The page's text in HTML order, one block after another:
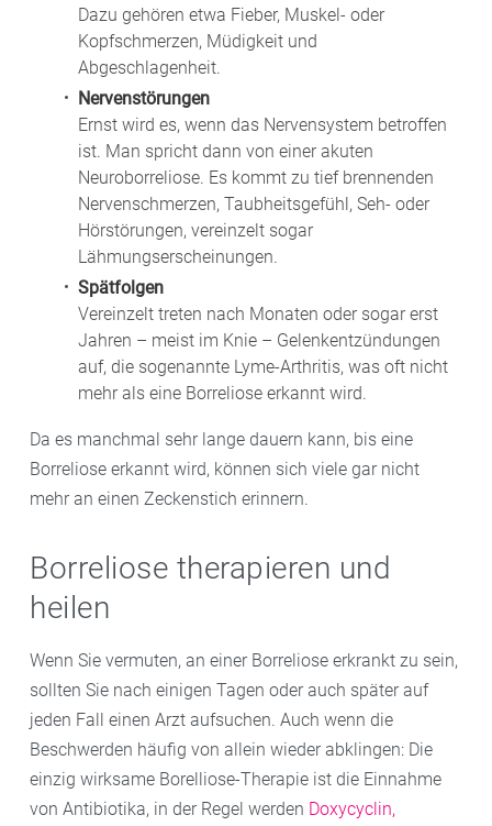
Dazu gehören etwa Fieber, Muskel- oder
Kopfschmerzen, Müdigkeit und
Abgeschlagenheit.
Nervenstörungen
Ernst wird es, wenn das Nervensystem betroffen
ist. Man spricht dann von einer akuten
Neuroborreliose. Es kommt zu tief brennenden
Nervenschmerzen, Taubheitsgefühl, Seh- oder
Hörstörungen, vereinzelt sogar
Lähmungserscheinungen.
Spätfolgen
Vereinzelt treten nach Monaten oder sogar erst
Jahren – meist im Knie – Gelenkentzündungen
auf, die sogenannte Lyme-Arthritis, was oft nicht
mehr als eine Borreliose erkannt wird.
Da es manchmal sehr lange dauern kann, bis eine
Borreliose erkannt wird, können sich viele gar nicht
mehr an einen Zeckenstich erinnern.
Borreliose therapieren und
heilen
Wenn Sie vermuten, an einer Borreliose erkrankt zu sein,
sollten Sie nach einigen Tagen oder auch später auf
jeden Fall einen Arzt aufsuchen. Auch wenn die
Beschwerden häufig von allein wieder abklingen: Die
einzig wirksame Borelliose-Therapie ist die Einnahme
von Antibiotika, in der Regel werden Doxycyclin,